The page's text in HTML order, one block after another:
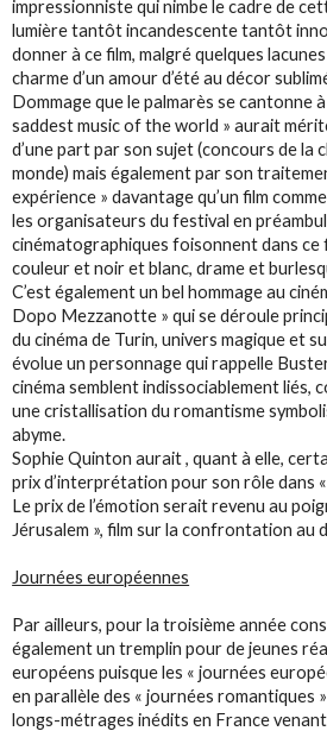
impressionniste qui nimbe le cadre de
lumière tantôt incandescente tantôt
donner à ce film, malgré quelques
charme d’un amour d’été au décor
Dommage que le palmarès se cantonne
saddest music of the world » aurait
d’une part par son sujet (concours de la
monde) mais également par son
expérience » davantage qu’un film
les organisateurs du festival en
cinématographiques foisonnent dans ce
couleur et noir et blanc, drame et
C’est également un bel hommage au
Dopo Mezzanotte » qui se déroule
du cinéma de Turin, univers magique et
évolue un personnage qui rappelle
cinéma semblent indissociablement liés,
une cristallisation du romantisme
abyme.
Sophie Quinton aurait , quant à elle,
prix d’interprétation pour son rôle dans
Le prix de l’émotion serait revenu au
Jérusalem », film sur la confrontation au
Journées européennes
Par ailleurs, pour la troisième année
également un tremplin pour de jeunes
européens puisque les « journées
en parallèle des « journées romantiques
longs-métrages inédits en France venant